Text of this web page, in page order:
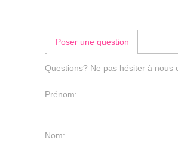
Poser une question
Questions? Ne pas hésiter à nous
Prénom:
Nom: